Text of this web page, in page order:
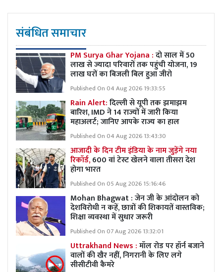
संबंधित समाचार
PM Surya Ghar Yojana :दो साल में 50
लाख से ज्यादा परिवारों तक पहुंची योजना, 19
लाख घरों का बिजली बिल हुआ जीरो
Published On 04 Aug 2026 19:33:55
Rain Alert:दिल्ली से यूपी तक झमाझम
बारिश, IMD ने 14 राज्यों में जारी किया
महाअलर्ट; जानिए आपके राज्य का हाल
Published On 04 Aug 2026 13:43:30
आजादी के दिन टीम इंडिया के नाम जुड़ेंगे नया
रिकॉर्ड,600 वां टेस्ट खेलने वाला तीसरा देश
होगा भारत
Published On 05 Aug 2026 15:16:46
Mohan Bhagwat : जेन जी के आंदोलन को
देशविरोधी न कहें, छात्रों की शिकायतें वास्तविक;
शिक्षा व्यवस्था में सुधार जरूरी
Published On 07 Aug 2026 13:32:01
Uttrakhand News :मॉल रोड पर हॉर्न बजाने
वालों की खैर नहीं, निगरानी के लिए लगे
सीसीटीवी कैमरे